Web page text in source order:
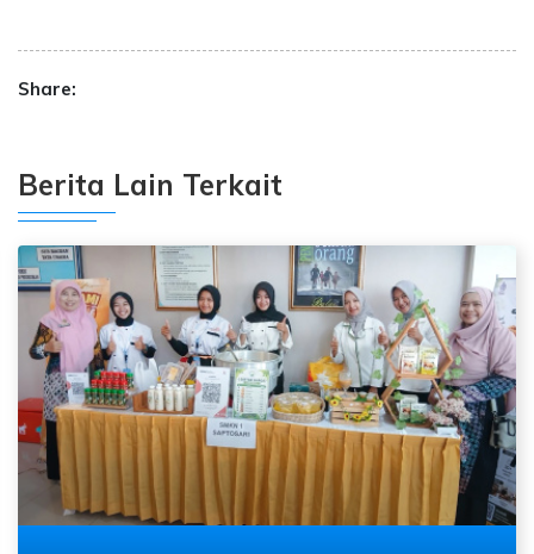
Share:
Berita Lain Terkait